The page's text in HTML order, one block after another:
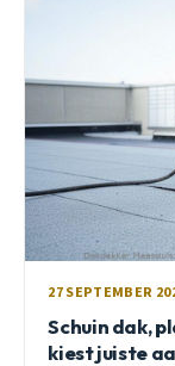
27 SEPTEMBER
Schuin dak,
kiest juiste